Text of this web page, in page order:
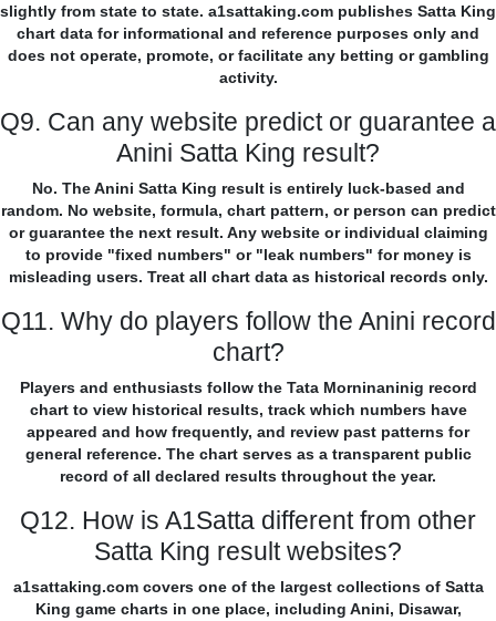
slightly from state to state. a1sattaking.com publishes Satta King
chart data for informational and reference purposes only and
does not operate, promote, or facilitate any betting or gambling
activity.
Q9. Can any website predict or guarantee a
Anini Satta King result?
No. The Anini Satta King result is entirely luck-based and
random. No website, formula, chart pattern, or person can predict
or guarantee the next result. Any website or individual claiming
to provide "fixed numbers" or "leak numbers" for money is
misleading users. Treat all chart data as historical records only.
Q11. Why do players follow the Anini record
chart?
Players and enthusiasts follow the Tata Morninaninig record
chart to view historical results, track which numbers have
appeared and how frequently, and review past patterns for
general reference. The chart serves as a transparent public
record of all declared results throughout the year.
Q12. How is A1Satta different from other
Satta King result websites?
a1sattaking.com covers one of the largest collections of Satta
King game charts in one place, including Anini, Disawar,